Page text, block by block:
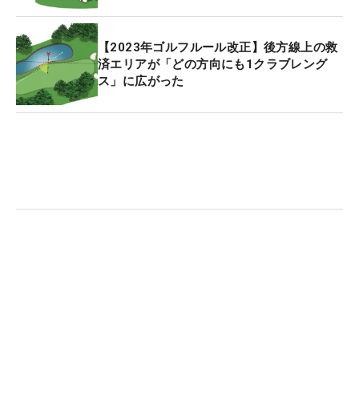
【2023年ゴルフルール改正】後方線上の救
済エリアが「どの方向にも1クラブレング
ス」に広がった